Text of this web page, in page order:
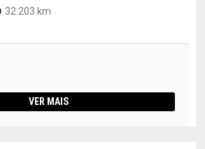
32.203 km
VER MAIS